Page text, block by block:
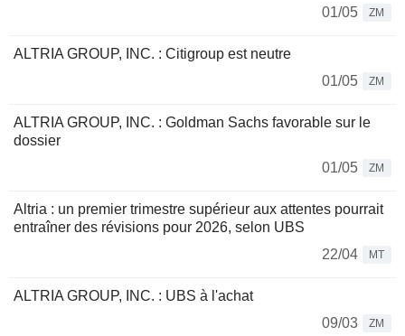
01/05
ZM
ALTRIA GROUP, INC. : Citigroup est neutre
01/05
ZM
ALTRIA GROUP, INC. : Goldman Sachs favorable sur le
dossier
01/05
ZM
Altria : un premier trimestre supérieur aux attentes pourrait
entraîner des révisions pour 2026, selon UBS
22/04
MT
ALTRIA GROUP, INC. : UBS à l'achat
09/03
ZM